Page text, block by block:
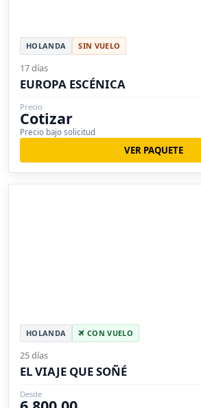
HOLANDA SIN VUELO
17 días
EUROPA ESCÉNICA
Precio
Cotizar
Precio bajo solicitud
VER PAQUETE
HOLANDA CON VUELO
25 días
EL VIAJE QUE SOÑÉ
Desde